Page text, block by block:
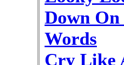
Down
Words
Cry Like